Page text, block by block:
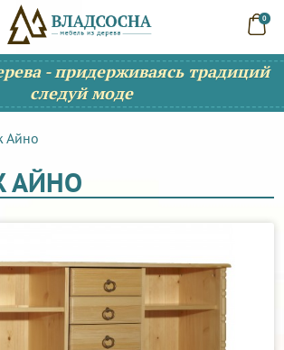
0
- придерживаясь традиций
следуй моде
Айно
АЙНО